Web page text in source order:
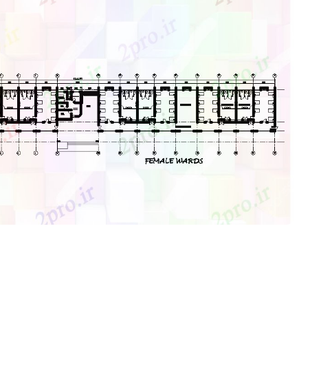
بازیابی
رمز
عبور
علاقه
مندی
ها